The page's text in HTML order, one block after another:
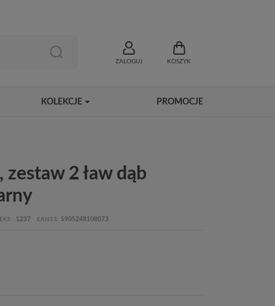
ZALOGUJ KOSZYK
KOLEKCJE PROMOCJE
zestaw 2 ław dąb
1237 EAN13 5905248108073